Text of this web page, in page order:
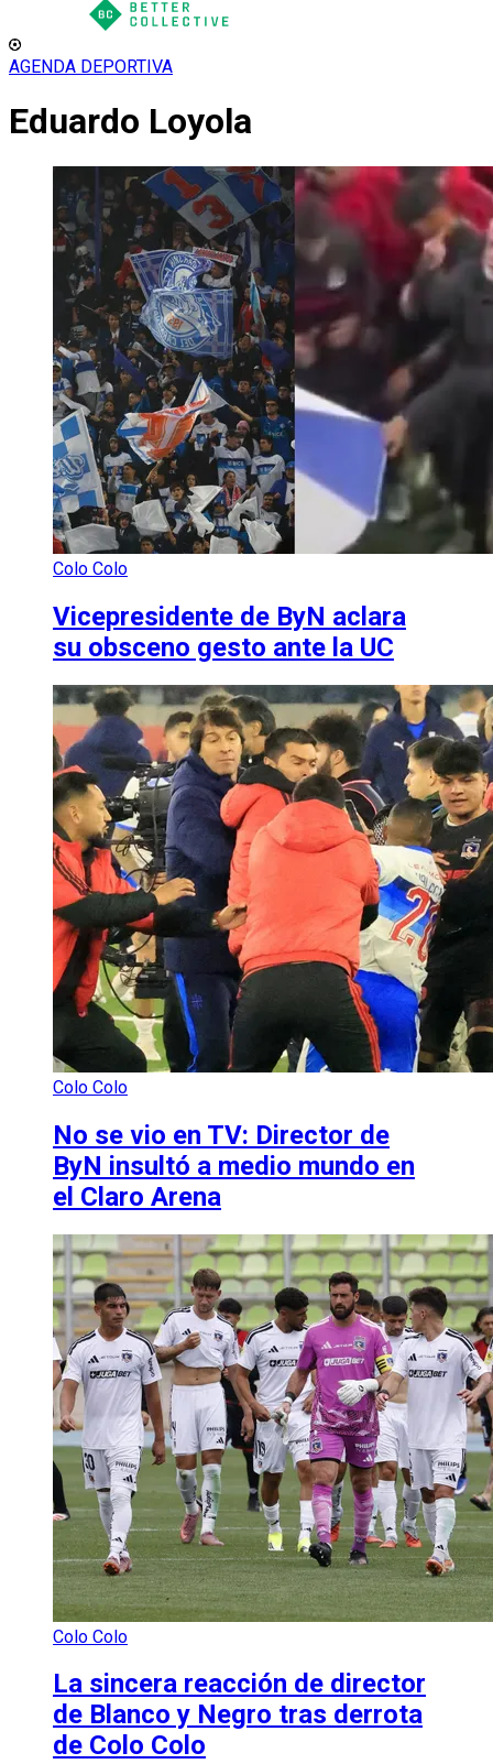
AGENDA DEPORTIVA
Eduardo Loyola
Colo Colo
Vicepresidente de ByN aclara
su obsceno gesto ante la UC
Colo Colo
No se vio en TV: Director de
ByN insultó a medio mundo en
el Claro Arena
Colo Colo
La sincera reacción de director
de Blanco y Negro tras derrota
de Colo Colo